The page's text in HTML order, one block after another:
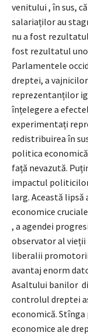
venitului , în sus,
salariaților au
nu a fost
fost rezultatul
Parlamentele
dreptei, a
reprezentanților
înțelegere a
experimentați
redistribuirea în
politica
față nevazută.
impactul politicilor
larg. Această
economice
, a agendei
observator al
liberalii
avantaj enorm
Asaltului banilor
controlul dreptei
economică.
economice ale